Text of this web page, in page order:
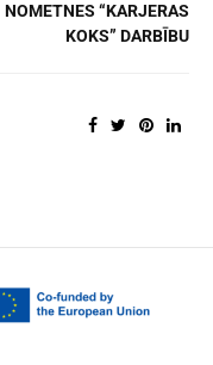
NOMETNES “KARJERAS
KOKS” DARBĪBU